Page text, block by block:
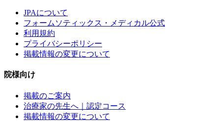
JPAについて
フォームソティックス・メディカル公式
利用規約
プライバシーポリシー
掲載情報の変更について
院様向け
掲載のご案内
治療家の先生へ｜認定コース
掲載情報の変更について